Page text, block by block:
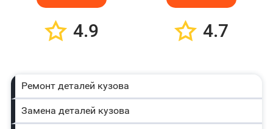
4.9 4.7
Ремонт деталей кузова
Замена деталей кузова